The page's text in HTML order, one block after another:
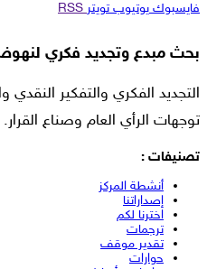
فايسبوك يوتيوب تويتر RSS
بحث مبدع وتجديد فكري
التجديد الفكري والتفكير
توجهات الرأي العام وصناع القرار.
تصنيفات :
أنشطة المركز
إصداراتنا
اخترنا لكم
ترجمات
تقدير موقف
حوارات